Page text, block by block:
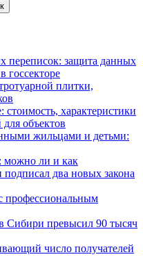
переписок: защита данных
госсекторе
плитки,
стоимость, характеристики
объектов
жильцами и детьми:
можно ли и как
два новых закона
профессиональным
Сибири превысил 90 тысяч
число получателей